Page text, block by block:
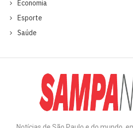
Economia
Esporte
Saúde